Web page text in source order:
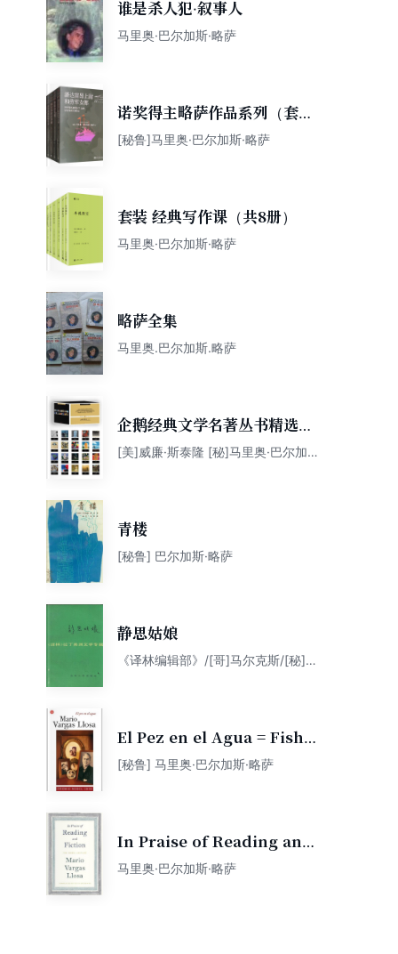
谁是杀人犯·叙事人
马里奥·巴尔加斯·略萨
诺奖得主略萨作品系列（套装
共5册）
[秘鲁]马里奥·巴尔加斯·略萨
套装 经典写作课（共8册）
马里奥·巴尔加斯·略萨
略萨全集
马里奥.巴尔加斯.略萨
企鹅经典文学名著丛书精选三
（套装共20册）
[美]威廉·斯泰隆 [秘]马里奥·巴尔加斯
青楼
[秘鲁] 巴尔加斯·略萨
静思姑娘
《译林编辑部》/[哥]马尔克斯/[秘]略
El Pez en el Agua = Fish
in the Water
[秘鲁] 马里奥·巴尔加斯·略萨
In Praise of Reading and
Fiction
马里奥·巴尔加斯·略萨